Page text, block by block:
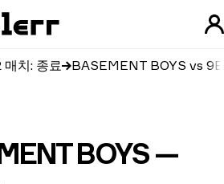
매치: 종료 BASEMENT BOYS vs
BOYS —